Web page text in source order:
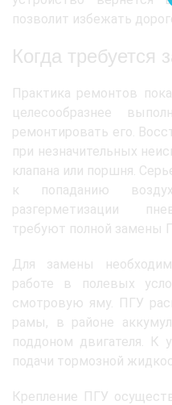
позволит избежать
Когда
Практика ремонтов
целесообразнее
ремонтировать его.
при незначительных
клапана или поршня.
к попаданию
разгерметизации
требуют полной замены
Для замены
работе в полевых
смотровую яму. ПГУ
рамы, в районе
поддоном двигателя. К
подачи тормозной
Крепление ПГУ